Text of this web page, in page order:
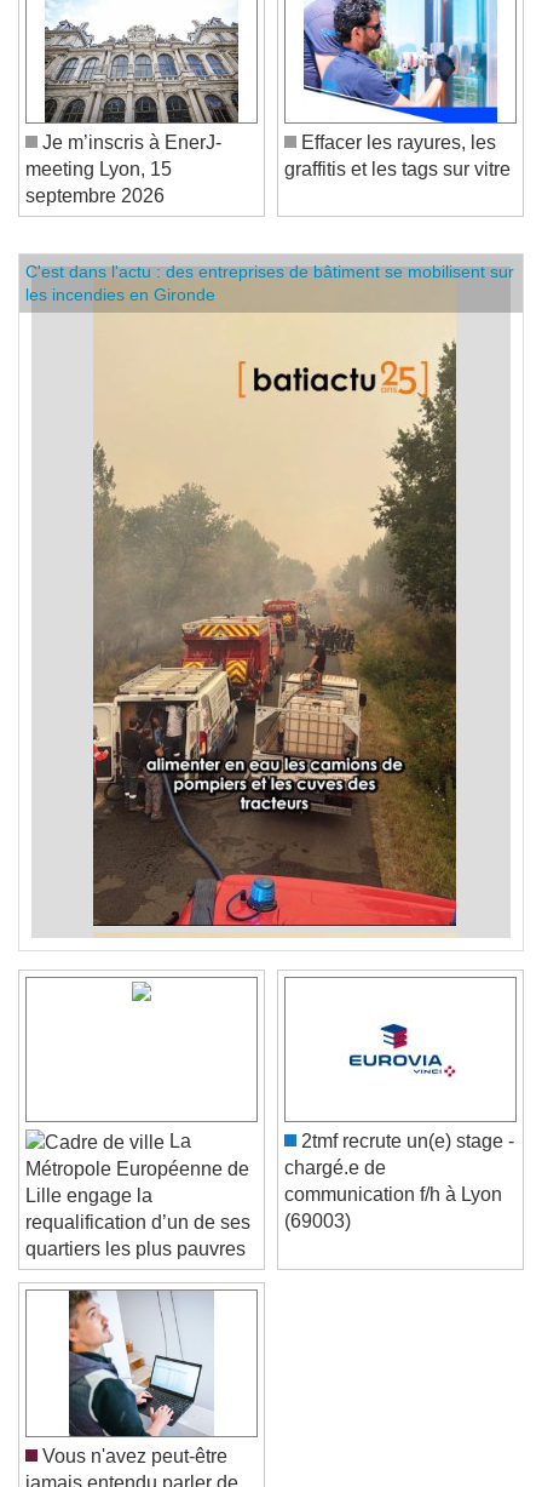
Je m’inscris à EnerJ-
meeting Lyon, 15
septembre 2026
Effacer les rayures, les
C'est dans l'actu : des entreprises de bâtiment se mobilisent sur
les incendies en Gironde
La
Métropole Européenne de
Lille engage la
requalification d’un de ses
quartiers les plus pauvres
2tmf recrute un(e) stage -
chargé.e de
communication f/h à Lyon
Vous n'avez peut-être